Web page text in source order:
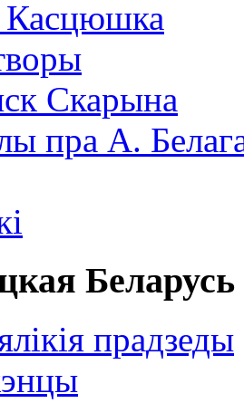
Скарына
пра А.
Беларусь
прадзеды